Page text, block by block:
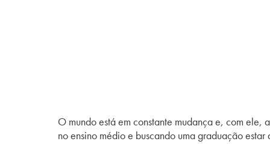
O mundo está em constante mudança e, com ele,
no ensino médio e buscando uma graduação estar